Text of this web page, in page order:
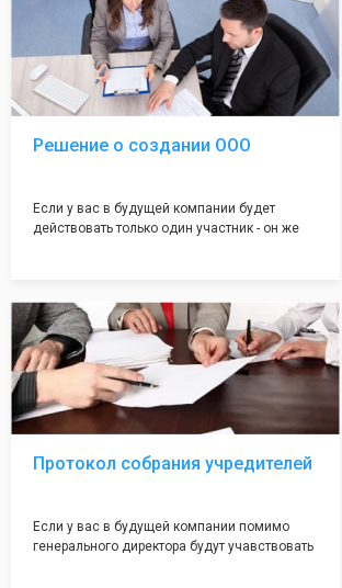
уникальный Устав Общества, который
подойдет для любой компании. Устав,
сделанный нашими профессиональными
юристами, успешно проходит регистрацию в
налоговой инспекции!
Решение о создании ООО
Если у вас в будущей компании будет
действовать только один участник - он же
грамотно составят данное заявление, а Вам
нужно будет только поставить подпись на
нём!
Протокол собрания учредителей
Если у вас в будущей компании помимо
генерального директора будут учавствовать